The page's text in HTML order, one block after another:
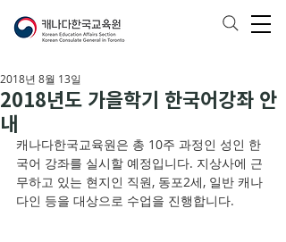
2018년도 가을학기 한국어강좌 안
내
2018년 8월 13일
캐나다한국교육원은 총 10주 과정인 성인 한
국어 강좌를 실시할 예정입니다. 지상사에 근
무하고 있는 현지인 직원, 동포2세, 일반 캐나
다인 등을 대상으로 수업을 진행합니다.